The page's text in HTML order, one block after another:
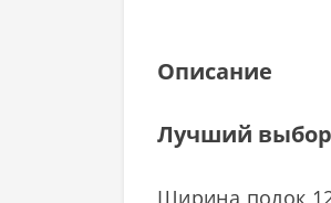
Описание
Лучший выбор
Ширина полок